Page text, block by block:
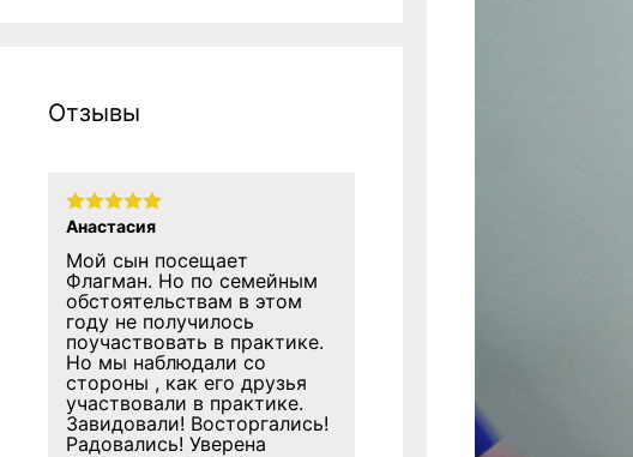
Отзывы
Анастасия
Мой сын посещает
Флагман. Но по семейным
обстоятельствам в этом
году не получилось
поучаствовать в практике.
Но мы наблюдали со
стороны , как его друзья
участвовали в практике.
Завидовали! Восторгались!
Радовались! Уверена